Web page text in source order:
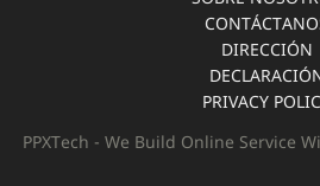
DIRECCIÓN
PRIVACY
PPXTech - We Build Online Service